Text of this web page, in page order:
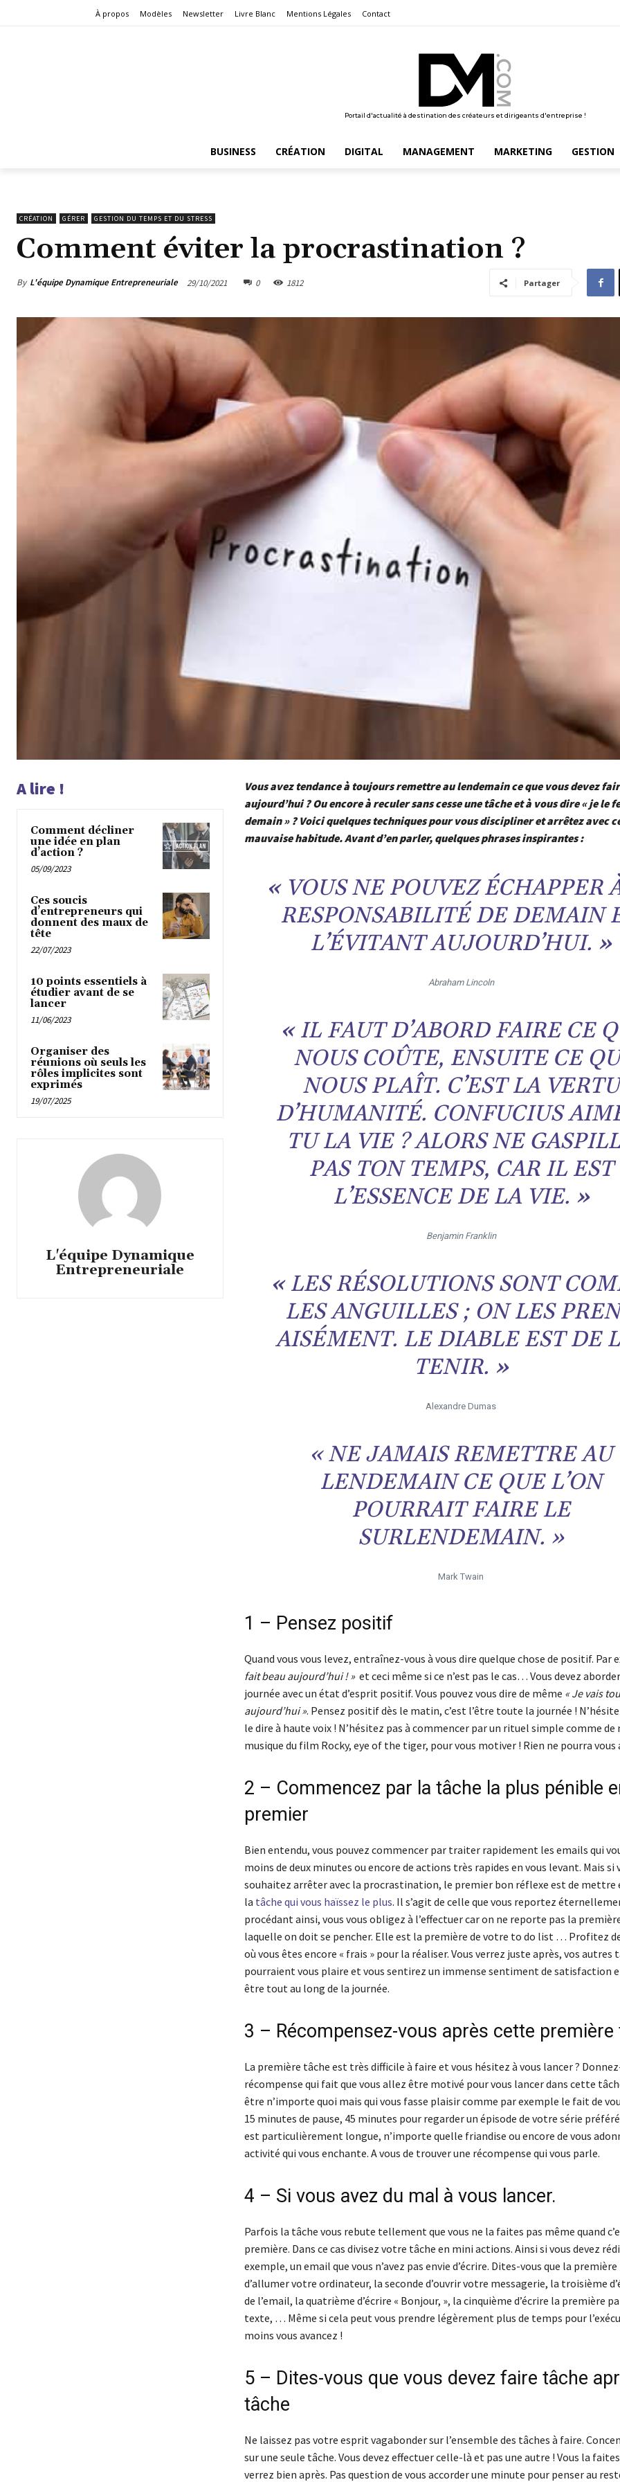
À propos Modèles Newsletter Livre Blanc Mentions Légales Contact
Portail d'actualité à destination des créateurs et dirigeants d'entreprise !
BUSINESS CRÉATION DIGITAL MANAGEMENT MARKETING GESTION
CRÉATION GÉRER GESTION DU TEMPS ET DU STRESS
Comment éviter la procrastination ?
By L'équipe Dynamique Entrepreneuriale 29/10/2021 0 1812 Partager
A lire !
Comment décliner
une idée en plan
d’action ?
05/09/2023
Ces soucis
d’entrepreneurs qui
donnent des maux de
tête
22/07/2023
10 points essentiels à
étudier avant de se
lancer
11/06/2023
Organiser des
réunions où seuls les
rôles implicites sont
exprimés
19/07/2025
L'équipe Dynamique
Entrepreneuriale
Vous avez tendance à toujours remettre au lendemain ce que vous devez
aujourd’hui ? Ou encore à reculer sans cesse une tâche et à vous dire « je le
demain » ? Voici quelques techniques pour vous discipliner et arrêtez avec
mauvaise habitude. Avant d’en parler, quelques phrases inspirantes :
« VOUS NE POUVEZ ÉCHAPPER
RESPONSABILITÉ DE DEMAIN
L’ÉVITANT AUJOURD’HUI. »
Abraham Lincoln
«IL FAUT D’ABORD FAIRE CE
NOUS COÛTE, ENSUITE CE
NOUS PLAÎT. C’EST LA VERTU
D’HUMANITÉ. CONFUCIUS
TU LA VIE ? ALORS NE
PAS TON TEMPS, CAR IL EST
L’ESSENCE DE LA VIE. »
Benjamin Franklin
«LES RÉSOLUTIONS SONT
LES ANGUILLES ; ON LES
AISÉMENT. LE DIABLE EST DE
TENIR. »
Alexandre Dumas
« NE JAMAIS REMETTRE AU
LENDEMAIN CE QUE L’ON
POURRAIT FAIRE LE
SURLENDEMAIN. »
Mark Twain
1 – Pensez positif
Quand vous vous levez, entraînez-vous à vous dire quelque chose de positif. Par
fait beau aujourd’hui ! »et ceci même si ce n’est pas le cas… Vous devez
journée avec un état d’esprit positif. Vous pouvez vous dire de même « Je vais
aujourd’hui ». Pensez positif dès le matin, c’est l’être toute la journée !
le dire à haute voix ! N’hésitez pas à commencer par un rituel simple comme
musique du film Rocky, eye of the tiger, pour vous motiver ! Rien ne pourra vous
2 – Commencez par la tâche la plus pénible
premier
Bien entendu, vous pouvez commencer par traiter rapidement les emails qui
moins de deux minutes ou encore de actions très rapides en vous levant. Mais si
souhaitez arrêter avec la procrastination, le premier bon réflexe est de mettre
la tâche qui vous haïssez le plus. Il s’agit de celle que vous reportez
procédant ainsi, vous vous obligez à l’effectuer car on ne reporte pas la
laquelle on doit se pencher. Elle est la première de votre to do list … Profitez
où vous êtes encore « frais » pour la réaliser. Vous verrez juste après, vos autres
pourraient vous plaire et vous sentirez un immense sentiment de satisfaction
être tout au long de la journée.
3 – Récompensez-vous après cette première
La première tâche est très difficile à faire et vous hésitez à vous lancer ?
récompense qui fait que vous allez être motivé pour vous lancer dans cette
être n’importe quoi mais qui vous fasse plaisir comme par exemple le fait de
15 minutes de pause, 45 minutes pour regarder un épisode de votre série
est particulièrement longue, n’importe quelle friandise ou encore de vous
activité qui vous enchante. A vous de trouver une récompense qui vous parle.
4 – Si vous avez du mal à vous lancer.
Parfois la tâche vous rebute tellement que vous ne la faites pas même quand
première. Dans ce cas divisez votre tâche en mini actions. Ainsi si vous devez
exemple, un email que vous n’avez pas envie d’écrire. Dites-vous que la première
d’allumer votre ordinateur, la seconde d’ouvrir votre messagerie, la troisième
de l’email, la quatrième d’écrire « Bonjour, », la cinquième d’écrire la première
texte, … Même si cela peut vous prendre légèrement plus de temps pour
moins vous avancez !
5 – Dites-vous que vous devez faire tâche
tâche
Ne laissez pas votre esprit vagabonder sur l’ensemble des tâches à faire.
sur une seule tâche. Vous devez effectuer celle-là et pas une autre ! Vous la
verrez bien après. Pas question de vous accorder une minute pour penser au